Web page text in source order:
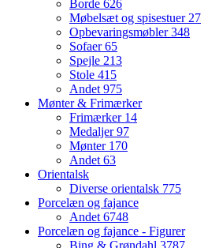
Borde 626
Møbelsæt og spisestuer27
Opbevaringsmøbler348
Sofaer65
Spejle 213
Stole 415
Andet975
Mønter & Frimærker
Frimærker 14
Medaljer97
Mønter 170
Andet63
Orientalsk
Diverse orientalsk 775
Porcelæn og fajance
Andet6748
Porcelæn og fajance - Figurer